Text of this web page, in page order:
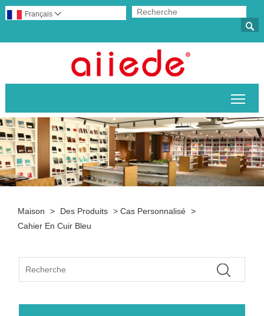

Français 
Maison > Des Produits >Cas Personnalisé >
Cahier En Cuir Bleu